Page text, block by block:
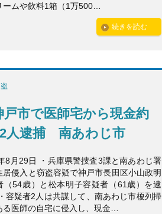
ームや飲料1箱（1万500…
続きを読む
戸市で医師宅から現金約
人逮捕 南あわじ市
8月29日 ・兵庫県警捜査3課と南あわじ署
居侵入と窃盗容疑で神戸市長田区小山政明
（54歳）と松本明子容疑者（61歳）を逮
容疑者2人は共謀して、南あわじ市榎列掃
る医師の自宅に侵入し、現金…